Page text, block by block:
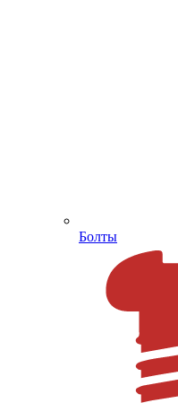
Болты